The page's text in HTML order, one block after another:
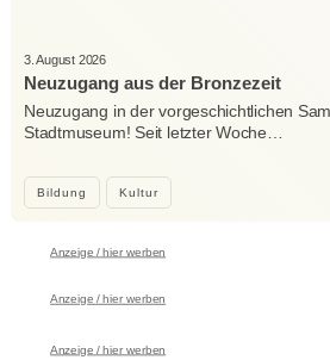
Bildung Kultur
3. August 2026
Neuzugang aus der Bronzezeit
Neuzugang in der vorgeschichtlichen
Stadtmuseum! Seit letzter Woche…
Anzeige / hier werben
Anzeige / hier werben
Anzeige / hier werben